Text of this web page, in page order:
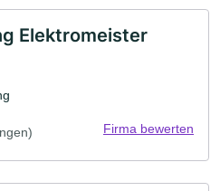
Elektromeister
Firma bewerten